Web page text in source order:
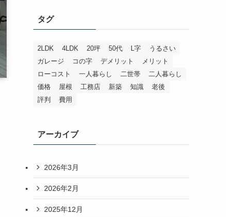
タグ
2LDK 4LDK 20坪 50代 L字
うるさい
ガレージ
コの字 デメリット
メリット
ローコスト
一人暮らし 二世帯
二人暮らし
価格
屋根 工務店 新築 知識
老後
評判
費用
アーカイブ
2026年3月
2026年2月
2025年12月